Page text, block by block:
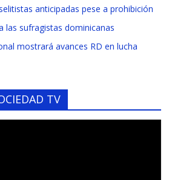
anticipadas pese a prohibición
las sufragistas dominicanas
mostrará avances RD en lucha
TV